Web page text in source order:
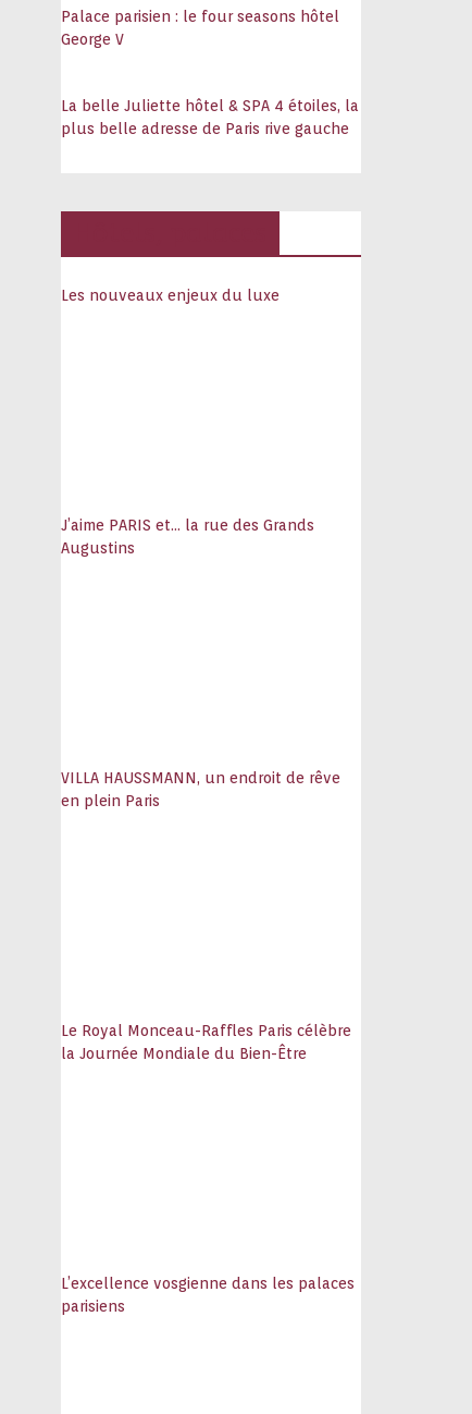
Palace parisien : le four seasons hôtel
George V
La belle Juliette hôtel & SPA 4 étoiles, la
plus belle adresse de Paris rive gauche
Les nouveaux enjeux du luxe
J’aime PARIS et… la rue des Grands
Augustins
VILLA HAUSSMANN, un endroit de rêve
en plein Paris
Le Royal Monceau-Raffles Paris célèbre
la Journée Mondiale du Bien-Être
L’excellence vosgienne dans les palaces
parisiens